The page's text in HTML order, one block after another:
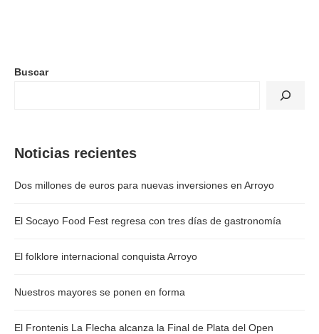
Buscar
Noticias recientes
Dos millones de euros para nuevas inversiones en Arroyo
El Socayo Food Fest regresa con tres días de gastronomía
El folklore internacional conquista Arroyo
Nuestros mayores se ponen en forma
El Frontenis La Flecha alcanza la Final de Plata del Open